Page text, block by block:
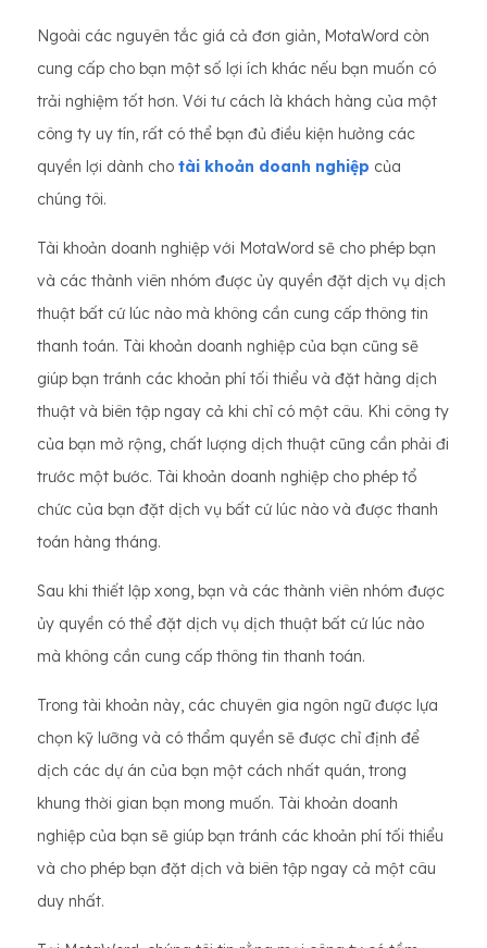
Ngoài các nguyên tắc giá cả đơn giản, MotaWord còn
cung cấp cho bạn một số lợi ích khác nếu bạn muốn có
trải nghiệm tốt hơn. Với tư cách là khách hàng của một
công ty uy tín, rất có thể bạn đủ điều kiện hưởng các
quyền lợi dành cho tài khoản doanh nghiệp của
chúng tôi.
Tài khoản doanh nghiệp với MotaWord sẽ cho phép bạn
và các thành viên nhóm được ủy quyền đặt dịch vụ dịch
thuật bất cứ lúc nào mà không cần cung cấp thông tin
thanh toán. Tài khoản doanh nghiệp của bạn cũng sẽ
giúp bạn tránh các khoản phí tối thiểu và đặt hàng dịch
thuật và biên tập ngay cả khi chỉ có một câu. Khi công ty
của bạn mở rộng, chất lượng dịch thuật cũng cần phải đi
trước một bước. Tài khoản doanh nghiệp cho phép tổ
chức của bạn đặt dịch vụ bất cứ lúc nào và được thanh
toán hàng tháng.
Sau khi thiết lập xong, bạn và các thành viên nhóm được
ủy quyền có thể đặt dịch vụ dịch thuật bất cứ lúc nào
mà không cần cung cấp thông tin thanh toán.
Trong tài khoản này, các chuyên gia ngôn ngữ được lựa
chọn kỹ lưỡng và có thẩm quyền sẽ được chỉ định để
dịch các dự án của bạn một cách nhất quán, trong
khung thời gian bạn mong muốn. Tài khoản doanh
nghiệp của bạn sẽ giúp bạn tránh các khoản phí tối thiểu
và cho phép bạn đặt dịch và biên tập ngay cả một câu
duy nhất.